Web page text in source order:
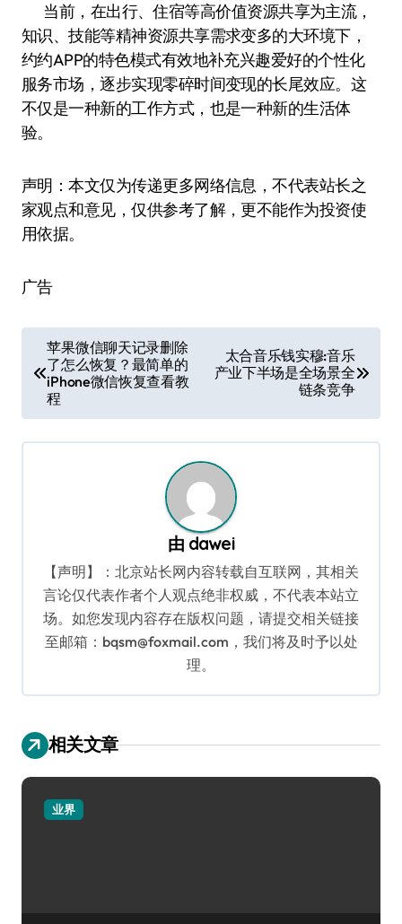
当前，在出行、住宿等高价值资源共享为主流，
知识、技能等精神资源共享需求变多的大环境下，
约约APP的特色模式有效地补充兴趣爱好的个性化
服务市场，逐步实现零碎时间变现的长尾效应。这
不仅是一种新的工作方式，也是一种新的生活体
验。
声明：本文仅为传递更多网络信息，不代表站长之
家观点和意见，仅供参考了解，更不能作为投资使
用依据。
广告
章
苹果微信聊天记录删除
了怎么恢复？最简单的
iPhone微信恢复查看教
程
太合音乐钱实穆:音乐
产业下半场是全场景全
链条竞争
由 dawei
【声明】：北京站长网内容转载自互联网，其相关
言论仅代表作者个人观点绝非权威，不代表本站立
场。如您发现内容存在版权问题，请提交相关链接
至邮箱：bqsm@foxmail.com，我们将及时予以处
理。
相关文章
业界